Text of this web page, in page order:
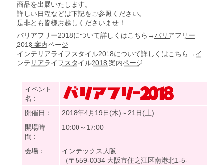
商品を出展いたします。
詳しい日程などは下記をご参照ください。
是非とも皆様お越しくださいませ！
バリアフリー2018について詳しくはこちら→バリアフリー
2018 案内ページ
インテリアライフスタイル2018について詳しくはこちら→ イ
ンテリアライフスタイル2018 案内ページ
イベント
名：
開催日：
2018年4月19日(木)～21日(土)
開場時
間：
10:00～17:00
会場：
インテックス大阪
（〒559-0034 大阪市住之江区南港北1-5-